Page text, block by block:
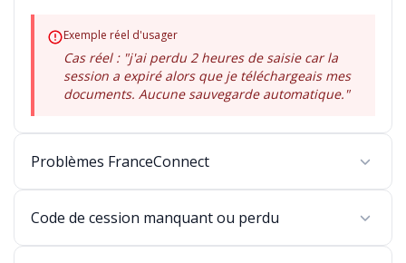
Exemple réel d'usager
Cas réel : "j'ai perdu 2 heures de saisie car la
session a expiré alors que je téléchargeais mes
documents. Aucune sauvegarde automatique."
Problèmes FranceConnect
Code de cession manquant ou perdu